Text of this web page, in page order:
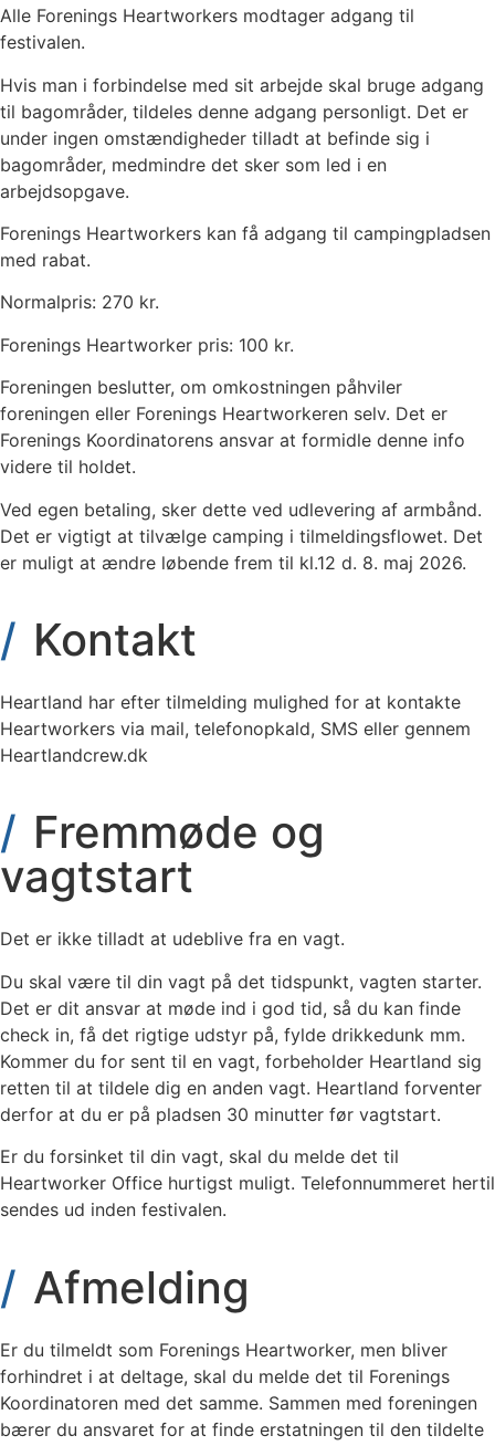
Alle Forenings Heartworkers modtager adgang til
festivalen.
Hvis man i forbindelse med sit arbejde skal bruge adgang
til bagområder, tildeles denne adgang personligt. Det er
under ingen omstændigheder tilladt at befinde sig i
bagområder, medmindre det sker som led i en
arbejdsopgave.
Forenings Heartworkers kan få adgang til campingpladsen
med rabat.
Normalpris: 270 kr.
Forenings Heartworker pris: 100 kr.
Foreningen beslutter, om omkostningen påhviler
foreningen eller Forenings Heartworkeren selv. Det er
Forenings Koordinatorens ansvar at formidle denne info
videre til holdet.
Ved egen betaling, sker dette ved udlevering af armbånd.
Det er vigtigt at tilvælge camping i tilmeldingsflowet. Det
er muligt at ændre løbende frem til kl.12 d. 8. maj 2026.
Kontakt
Heartland har efter tilmelding mulighed for at kontakte
Heartworkers via mail, telefonopkald, SMS eller gennem
Heartlandcrew.dk
Fremmøde og
vagtstart
Det er ikke tilladt at udeblive fra en vagt.
Du skal være til din vagt på det tidspunkt, vagten starter.
Det er dit ansvar at møde ind i god tid, så du kan finde
check in, få det rigtige udstyr på, fylde drikkedunk mm.
Kommer du for sent til en vagt, forbeholder Heartland sig
retten til at tildele dig en anden vagt. Heartland forventer
derfor at du er på pladsen 30 minutter før vagtstart.
Er du forsinket til din vagt, skal du melde det til
Heartworker Office hurtigst muligt. Telefonnummeret hertil
sendes ud inden festivalen.
Afmelding
Er du tilmeldt som Forenings Heartworker, men bliver
forhindret i at deltage, skal du melde det til Forenings
Koordinatoren med det samme. Sammen med foreningen
bærer du ansvaret for at finde erstatningen til den tildelte